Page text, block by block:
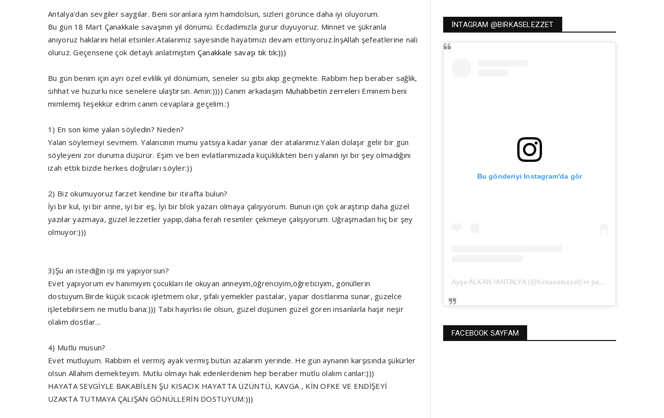
Antalya'dan sevgiler saygılar. Beni soranlara iyim hamdolsun, sizleri görünce daha iyi oluyorum.
Bu gün 18 Mart Çanakkale savaşının yıl dönümü. Ecdadımızla gurur duyuyoruz. Minnet ve şükranla
anıyoruz haklarını helal etsinler.Atalarımız sayesinde hayatımızı devam ettiriyoruz.İnşAllah şefeatlerine nali
oluruz. Geçensene çok detaylı anlatmıştım Çanakkale savaşı tık tık:)))
Bu gün benim için ayrı özel evlilik yıl dönümüm, seneler su gibi akıp geçmekte. Rabbim hep beraber sağlık,
sıhhat ve huzurlu nice senelere ulaştırsın. Amin:)))) Canım arkadaşım Muhabbetin zerreleri Eminem beni
mimlemiş teşekkür edrim canım cevaplara geçelim.:)
1) En son kime yalan söyledin? Neden?
Yalan söylemeyi sevmem. Yalancının mumu yatsıya kadar yanar der atalarımız.Yalan dolaşır gelir bir gün
söyleyeni zor duruma düşürür. Eşim ve ben evlatlarımızada küçüklükten beri yalanın iyi bir şey olmadığını
izah ettik bizde herkes doğruları söyler:))
2) Biz okumuyoruz farzet kendine bir itirafta bulun?
İyi bir kul, iyi bir anne, iyi bir eş, İyi bir blok yazarı olmaya çalışıyorum. Bunun için çok araştırıp daha güzel
yazılar yazmaya, güzel lezzetler yapıp,daha ferah resimler çekmeye çalışıyorum. Uğraşmadan hiç bir şey
olmuyor:)))
3)Şu an istediğin işi mi yapıyorsun?
Evet yapıyorum ev hanımıyım çocukları ile okuyan anneyim,öğrenciyim,öğreticiyim, gönüllerin
dostuyum.Birde küçük sıcacık işletmem olur, şifalı yemekler pastalar, yapar dostlarıma sunar, güzelce
işletebilirsem ne mutlu bana:))) Tabi hayırlısı ile olsun, güzel düşünen güzel gören insanlarla haşır neşir
olalım dostlar...
4) Mutlu musun?
Evet mutluyum. Rabbim el vermiş ayak vermiş bütün azalarım yerinde. He gün aynanın karşısında şükürler
olsun Allahım demekteyim. Mutlu olmayı hak edenlerdenim hep beraber mutlu olalım canlar:)))
HAYATA SEVGİYLE BAKABİLEN ŞU KISACIK HAYATTA ÜZÜNTÜ, KAVGA , KİN OFKE VE ENDİŞEYİ
UZAKTA TUTMAYA ÇALIŞAN GÖNÜLLERİN DOSTUYUM:)))
İNTAGRAM @BIRKASELEZZET
Bu gönderiyi Instagram'da gör
Ayşe ALKAN /ANTALYA (@birkaselezzet)'in paylaştığı bir gönderi
FACEBOOK SAYFAM